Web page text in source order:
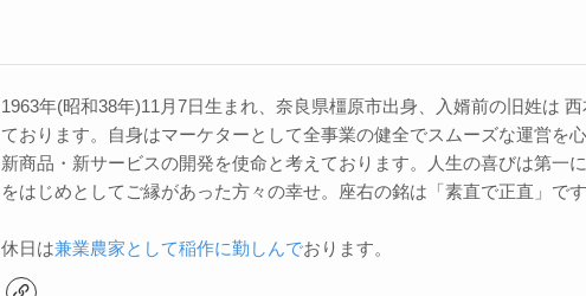
1963年(昭和38年)11月7日生まれ、奈良県橿原市出身、入婿前の旧姓は
ております。自身はマーケターとして全事業の健全でスムーズな運営を
新商品・新サービスの開発を使命と考えております。人生の喜びは第一
をはじめとしてご縁があった方々の幸せ。座右の銘は「素直で正直」で
休日は兼業農家として稲作に勤しんでおります。